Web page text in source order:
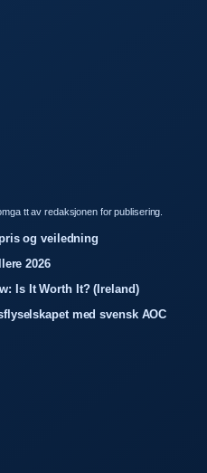
tt av redaksjonen for publisering.
og veiledning
2026
Is It Worth It? (Ireland)
med svensk AOC